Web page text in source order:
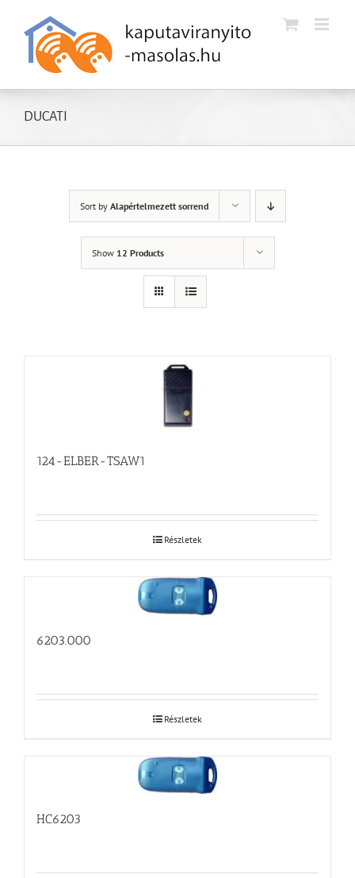
Kihagyás
DUCATI
Sort by Alapértelmezett sorrend
Show 12 Products
124-ELBER-TSAW1
Részletek
6203.000
Részletek
HC6203